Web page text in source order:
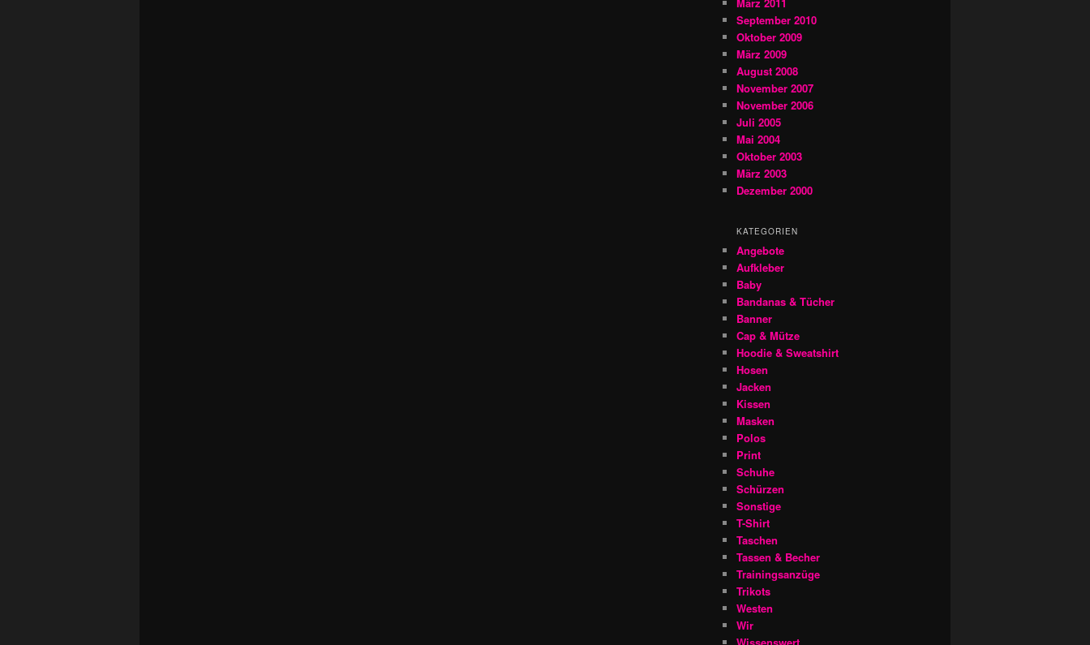
September 2010
Oktober 2009
März 2009
August 2008
November 2007
November 2006
Juli 2005
Mai 2004
Oktober 2003
März 2003
Dezember 2000
KATEGORIEN
Angebote
Aufkleber
Baby
Bandanas & Tücher
Banner
Cap & Mütze
Hoodie & Sweatshirt
Hosen
Jacken
Kissen
Masken
Polos
Print
Schuhe
Schürzen
Sonstige
T-Shirt
Taschen
Tassen & Becher
Trainingsanzüge
Trikots
Westen
Wir
Wissenswert